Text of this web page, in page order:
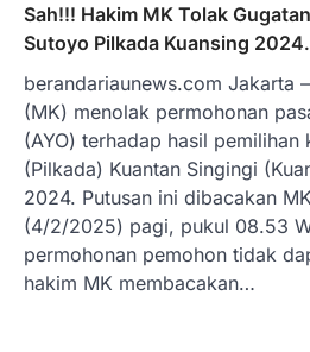
Sah!!! Hakim MK Tolak
Sutoyo Pilkada Kuansing 2024.
berandariaunews.com Jakarta
(MK) menolak permohonan
(AYO) terhadap hasil pemilihan
(Pilkada) Kuantan Singingi
2024. Putusan ini dibacakan
(4/2/2025) pagi, pukul 08.53
permohonan pemohon tidak
hakim MK membacakan…